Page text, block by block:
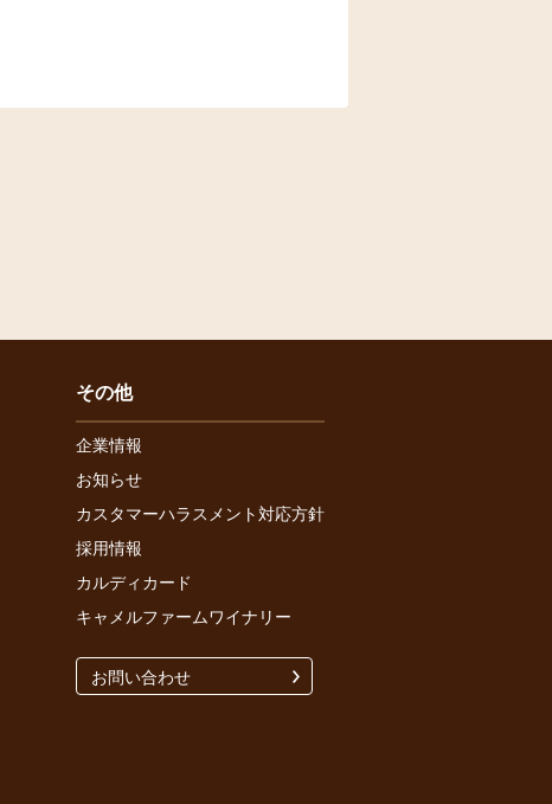
その他
企業情報
お知らせ
カスタマーハラスメント対応方針
採用情報
カルディカード
キャメルファームワイナリー
お問い合わせ